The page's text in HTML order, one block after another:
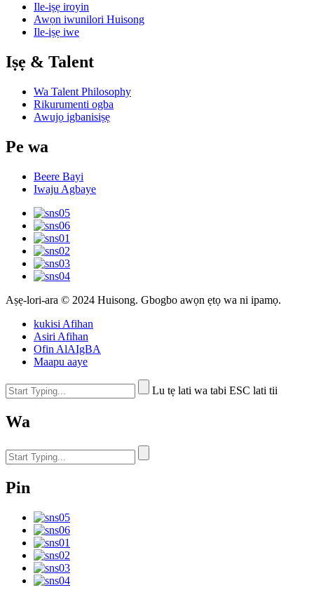
Ile-iṣẹ iroyin
Awọn iwunilori Huisong
Ile-iṣẹ iwe
Iṣẹ & Talent
Wa Talent Philosophy
Rikurumenti ogba
Awujọ igbanisiṣẹ
Pe wa
Beere Bayi
Iwaju Agbaye
Aṣẹ-lori-ara © 2024 Huisong. Gbogbo awọn ẹtọ wa ni ipamọ.
kukisi Afihan
Asiri Afihan
Ofin AlAIgBA
Maapu aaye
Lu tẹ lati wa tabi ESC lati tii
Wa
Pin